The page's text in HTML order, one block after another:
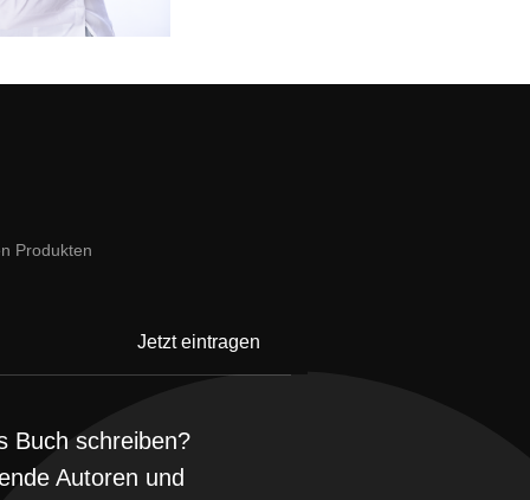
Produkten
Buch schreiben?
Autoren und